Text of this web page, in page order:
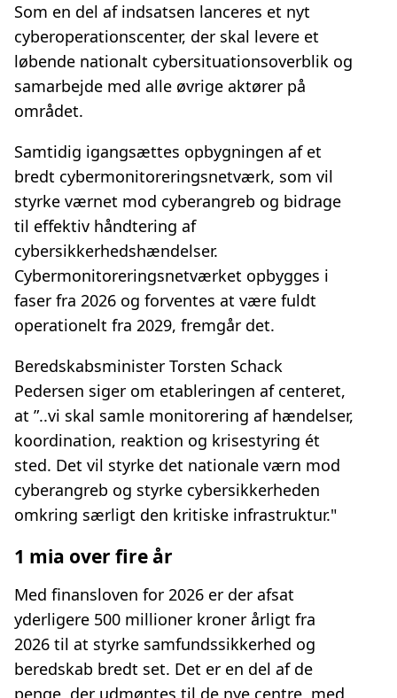
Som en del af indsatsen lanceres et nyt
cyberoperationscenter, der skal levere et
løbende nationalt cybersituationsoverblik og
samarbejde med alle øvrige aktører på
området.
Samtidig igangsættes opbygningen af et
bredt cybermonitoreringsnetværk, som vil
styrke værnet mod cyberangreb og bidrage
til effektiv håndtering af
cybersikkerhedshændelser.
Cybermonitoreringsnetværket opbygges i
faser fra 2026 og forventes at være fuldt
operationelt fra 2029, fremgår det.
Beredskabsminister Torsten Schack
Pedersen siger om etableringen af centeret,
at ”..vi skal samle monitorering af hændelser,
koordination, reaktion og krisestyring ét
sted. Det vil styrke det nationale værn mod
cyberangreb og styrke cybersikkerheden
omkring særligt den kritiske infrastruktur."
1 mia over fire år
Med finansloven for 2026 er der afsat
yderligere 500 millioner kroner årligt fra
2026 til at styrke samfundssikkerhed og
beredskab bredt set. Det er en del af de